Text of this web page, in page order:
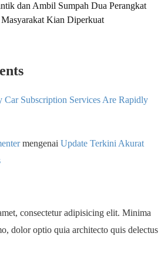
dan Ambil Sumpah Dua Perangkat
Kian Diperkuat
Car Subscription Services Are Rapidly
mengenai Update Terkini Akurat
consectetur adipisicing elit. Minima
dolor optio quia architecto quis delectus